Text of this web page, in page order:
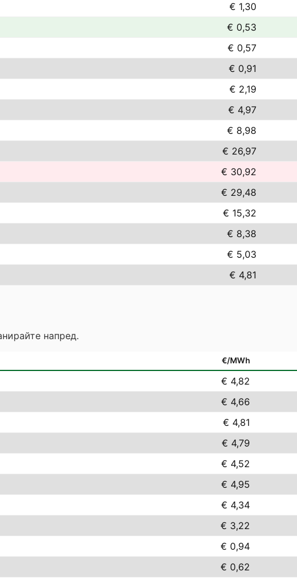
€ 1,30
€ 0,53
€ 0,57
€ 0,91
€ 2,19
€ 4,97
€ 8,98
€ 26,97
€ 30,92
€ 29,48
€ 15,32
€ 8,38
€ 5,03
€ 4,81
напред.
€/MWh
€ 4,82
€ 4,66
€ 4,81
€ 4,79
€ 4,52
€ 4,95
€ 4,34
€ 3,22
€ 0,94
€ 0,62